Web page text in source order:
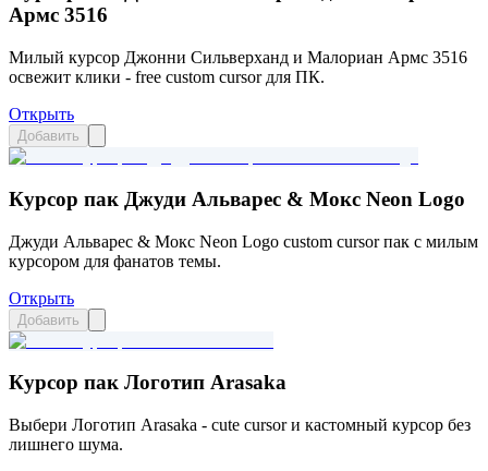
Армс 3516
Милый курсор Джонни Сильверханд и Малориан Армс 3516
освежит клики - free custom cursor для ПК.
Открыть
Добавить
Курсор пак Джуди Альварес & Мокс Neon Logo
Джуди Альварес & Мокс Neon Logo custom cursor пак с милым
курсором для фанатов темы.
Открыть
Добавить
Курсор пак Логотип Arasaka
Выбери Логотип Arasaka - cute cursor и кастомный курсор без
лишнего шума.